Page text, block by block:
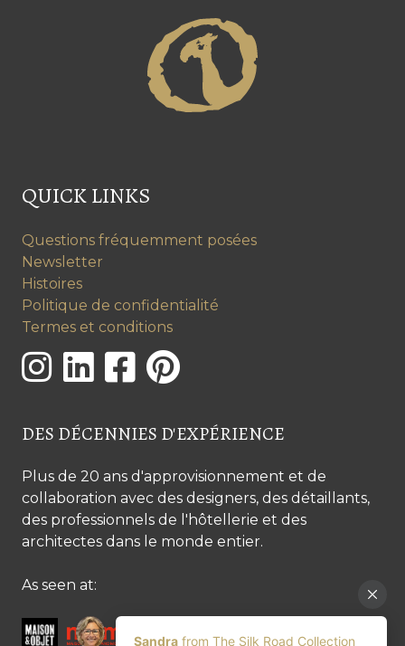
QUICK LINKS
Questions fréquemment posées
Newsletter
Histoires
Politique de confidentialité
Termes et conditions
DES DÉCENNIES D'EXPÉRIENCE
Plus de 20 ans d'approvisionnement et de
collaboration avec des designers, des détaillants,
des professionnels de l'hôtellerie et des
architectes dans le monde entier.
As seen at: